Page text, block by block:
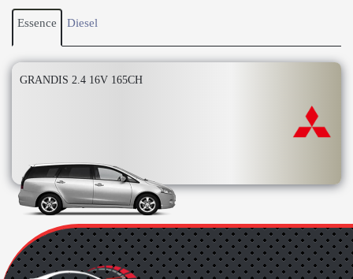
Essence Diesel
GRANDIS 2.4 16V 165CH